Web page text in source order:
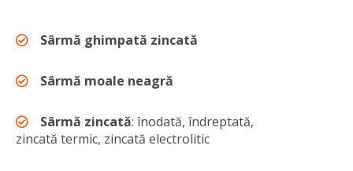
Sârmă ghimpată zincată
Sârmă moale neagră
Sârmă zincată: înodată, îndreptată,
zincată termic, zincată electrolitic